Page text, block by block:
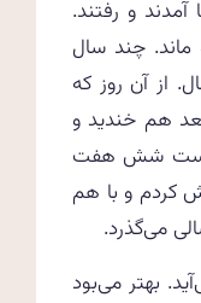
و رفتند.
چند سال
از آن روز که
هم خندید و
شش هفت
کردم و با هم
می‌گذرد.
بهتر می‌بود